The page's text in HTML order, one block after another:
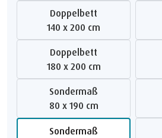
Doppelbett
140 x 200 cm
Doppelbett
180 x 200 cm
Sondermaß
80 x 190 cm
Sondermaß